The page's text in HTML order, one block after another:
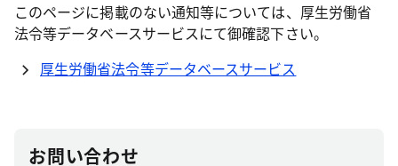
このページに掲載のない通知等については、厚生労働省
法令等データベースサービスにて御確認下さい。
厚生労働省法令等データベースサービス
お問い合わせ